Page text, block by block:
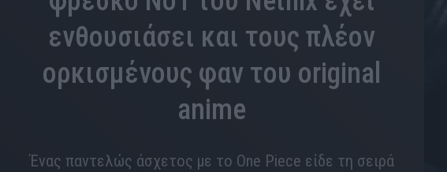
ενθουσιάσει και τους πλέον
ορκισμένους φαν του original
anime
Ένας παντελώς άσχετος με το One Piece είδε τη σειρά